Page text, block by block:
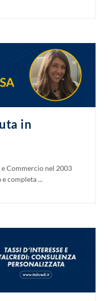
in
Commercio nel 2003
completa ...